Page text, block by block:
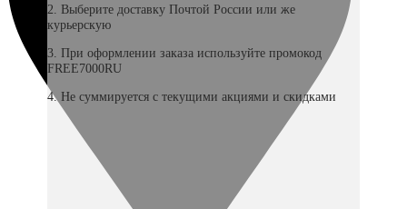
2. Выберите доставку Почтой России или же
курьерскую
3. При оформлении заказа используйте промокод
FREE7000RU
4. Не суммируется с текущими акциями и скидками